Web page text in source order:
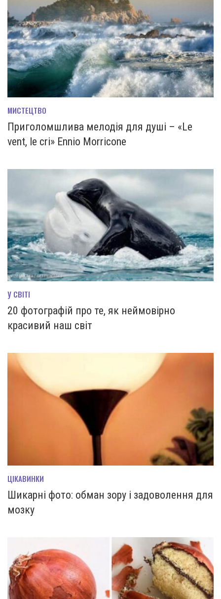
МИСТЕЦТВО
Приголомшлива мелодія для душі – «Le
vent, le cri» Ennio Morricone
У СВІТІ
20 фотографій про те, як неймовірно
красивий наш світ
ЦІКАВИНКИ
Шикарні фото: обман зору і задоволення для
мозку